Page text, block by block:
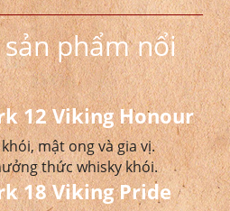
phẩm nổi
12 Viking Honour
mật ong và gia vị.
thức whisky khói.
18 Viking Pride